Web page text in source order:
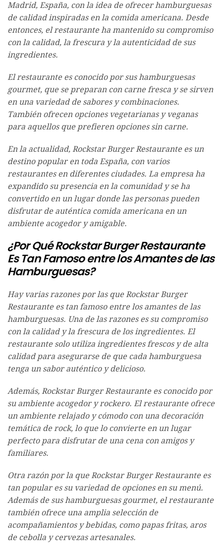
Madrid, España, con la idea de ofrecer hamburguesas
de calidad inspiradas en la comida americana. Desde
entonces, el restaurante ha mantenido su compromiso
con la calidad, la frescura y la autenticidad de sus
ingredientes.
El restaurante es conocido por sus hamburguesas
gourmet, que se preparan con carne fresca y se sirven
en una variedad de sabores y combinaciones.
También ofrecen opciones vegetarianas y veganas
para aquellos que prefieren opciones sin carne.
En la actualidad, Rockstar Burger Restaurante es un
destino popular en toda España, con varios
restaurantes en diferentes ciudades. La empresa ha
expandido su presencia en la comunidad y se ha
convertido en un lugar donde las personas pueden
disfrutar de auténtica comida americana en un
ambiente acogedor y amigable.
¿Por Qué Rockstar Burger Restaurante
Es Tan Famoso entre los Amantes de las
Hamburguesas?
Hay varias razones por las que Rockstar Burger
Restaurante es tan famoso entre los amantes de las
hamburguesas. Una de las razones es su compromiso
con la calidad y la frescura de los ingredientes. El
restaurante solo utiliza ingredientes frescos y de alta
calidad para asegurarse de que cada hamburguesa
tenga un sabor auténtico y delicioso.
Además, Rockstar Burger Restaurante es conocido por
su ambiente acogedor y rockero. El restaurante ofrece
un ambiente relajado y cómodo con una decoración
temática de rock, lo que lo convierte en un lugar
perfecto para disfrutar de una cena con amigos y
familiares.
Otra razón por la que Rockstar Burger Restaurante es
tan popular es su variedad de opciones en su menú.
Además de sus hamburguesas gourmet, el restaurante
también ofrece una amplia selección de
acompañamientos y bebidas, como papas fritas, aros
de cebolla y cervezas artesanales.